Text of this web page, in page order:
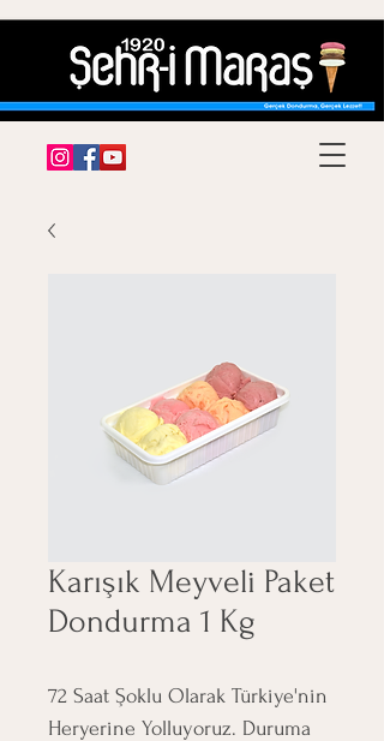
Karışık Meyveli Paket
Dondurma 1 Kg
72 Saat Şoklu Olarak Türkiye'nin
Heryerine Yolluyoruz. Duruma